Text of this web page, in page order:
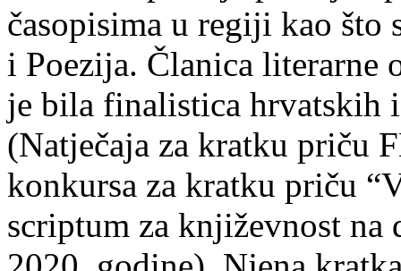
časopisima u regiji kao što
i Poezija. Članica literarne
je bila finalistica hrvatskih
(Natječaja za kratku priču
konkursa za kratku priču
scriptum za književnost na